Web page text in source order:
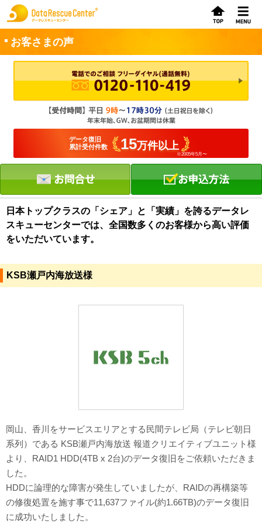
お客さまの声
データ復旧
累計受付件数
15万件以上
※2005年5月〜
日本トップクラスの「シェア」と「実績」を誇るデータレ
スキューセンターでは、全国数多くのお客様から高い評価
をいただいています。
KSB瀬戸内海放送様
岡山、香川をサービスエリアとする民間テレビ局（テレビ朝日
系列）である KSB瀬戸内海放送 報道クリエイティブユニット様
より、RAID1 HDD(4TB x 2台)のデータ復旧をご依頼いただきま
した。
HDDに論理的な障害が発生していましたが、RAIDの再構築等
の修復処置を施す事で11,637ファイル(約1.66TB)のデータ復旧
に成功いたしました。
お申込方法
お問合せ
初めてのお客さまへ
サービスの流れ
データレスキューセンターの特徴
データ復旧料金
データ復旧事例
対応メディア
よくあるご質問
データ復旧のウソ？ホント？
ISO27001(ISMS)認証
特定商取引法に基づく表記
会社案内・会社概要